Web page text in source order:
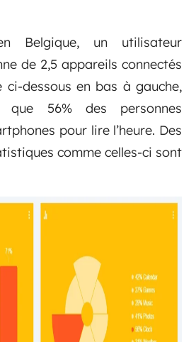
Belgique, un utilisateur
de 2,5 appareils connectés
ci-dessous en bas à gauche,
que 56% des personnes
pour lire l’heure. Des
comme celles-ci sont